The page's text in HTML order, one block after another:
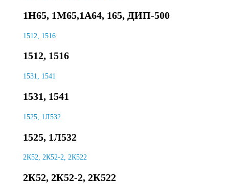
1Н65, 1М65,1А64, 165, ДИП-500
1512, 1516
1512, 1516
1531, 1541
1531, 1541
1525, 1Л532
1525, 1Л532
2К52, 2К52-2, 2К522
2К52, 2К52-2, 2К522